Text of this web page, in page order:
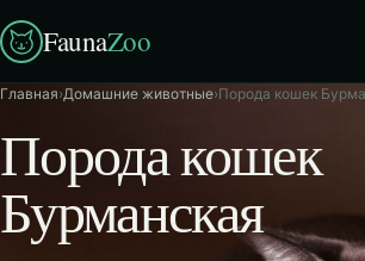
FaunaZoo
Главная›Домашние животные›Порода кошек
Порода кошек
Бурманская